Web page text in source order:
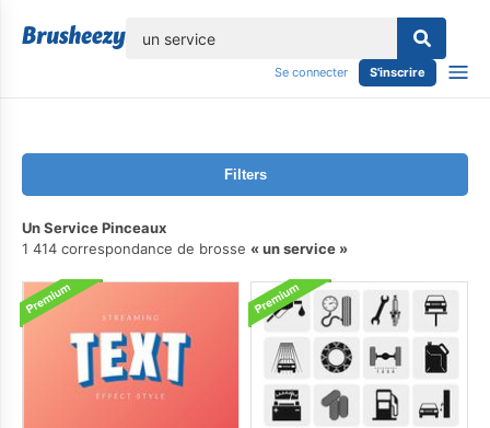
Se connecter S'inscrire
Filters
Un Service Pinceaux
1 414 correspondance de brosse
un service